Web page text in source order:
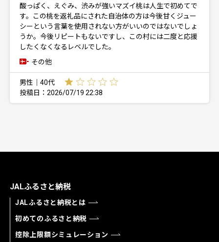
酸っぱく、えぐみ、渋みが強いマズイ桃は人生で初めてで
す。この桃を返礼品にされた自治体の方は今後甘くジュー
シーという言葉を使用されない方がいいのではないでしょ
うか。今後リピートもないですし、この村には二度と応援
したくなくなるレベルでした。
その他
男性｜40代
投稿日：2026/07/19 22:38
JALふるさと納税
JALふるさと納税とは
初めてのふるさと納税
控除上限額シミュレーション